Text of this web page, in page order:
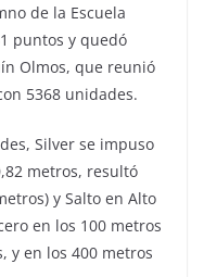
de la Escuela
puntos y quedó
Olmos, que reunió
5368 unidades.
Silver se impuso
metros, resultó
y Salto en Alto
en los 100 metros
y en los 400 metros